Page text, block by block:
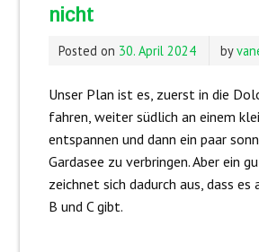
nicht
Posted on 30. April 2024 by
Unser Plan ist es, zuerst in die
fahren, weiter südlich an einem
entspannen und dann ein paar
Gardasee zu verbringen. Aber ein
zeichnet sich dadurch aus, dass es
B und C gibt.